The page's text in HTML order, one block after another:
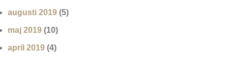
augusti 2019 (5)
maj 2019 (10)
april 2019 (4)